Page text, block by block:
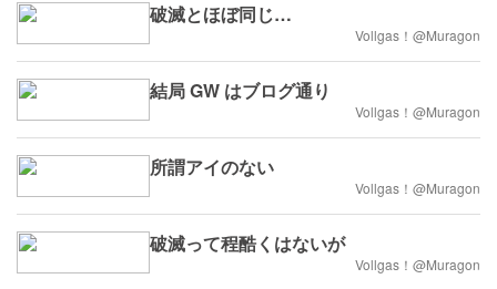
破滅とほぼ同じ…
Vollgas！@Muragon
結局 GW はブログ通り
Vollgas！@Muragon
所謂アイのない
Vollgas！@Muragon
破滅って程酷くはないが
Vollgas！@Muragon